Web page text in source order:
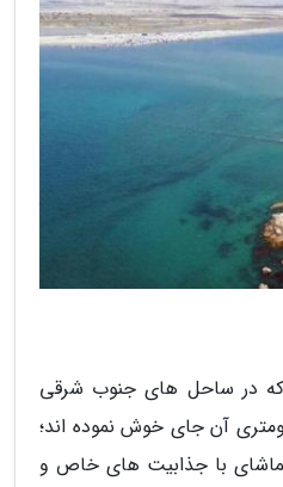
که در ساحل های جنوب شرقی
و در فاصله 22 کیلومتری آن جای خوش نموده اند؛
با جذابیت های خاص و